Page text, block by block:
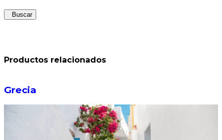
Buscar
Productos relacionados
Grecia